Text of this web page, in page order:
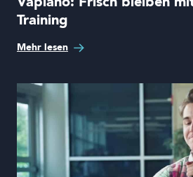
Vapiano: Frisch bleiben
Training
Mehr lesen